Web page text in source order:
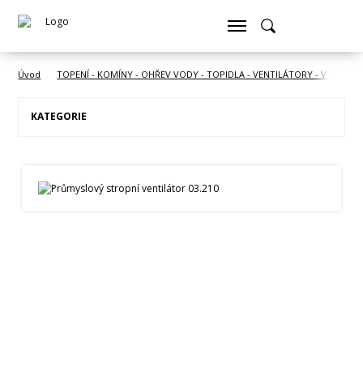
Úvod TOPENÍ - KOMÍNY - OHŘEV VODY - TOPIDLA - VENTILÁTORY -
KATEGORIE